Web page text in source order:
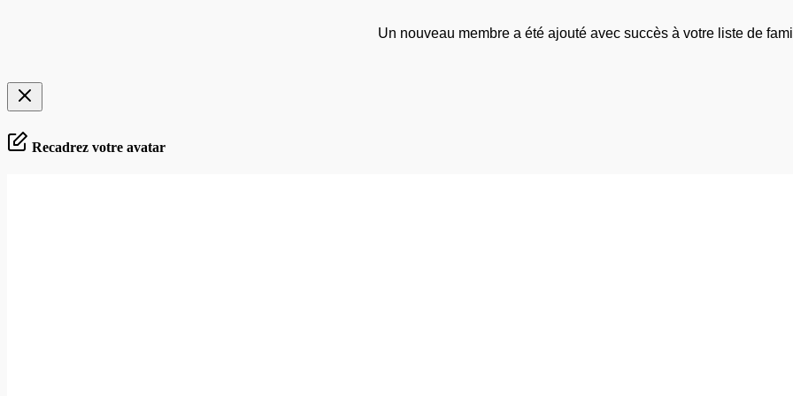
Un nouveau membre a été ajouté avec succès à votre liste de
Recadrez votre avatar